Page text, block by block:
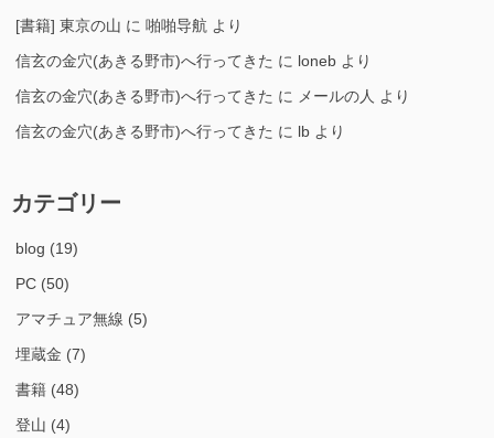
[書籍] 東京の山 に 啪啪导航 より
信玄の金穴(あきる野市)へ行ってきた に loneb より
信玄の金穴(あきる野市)へ行ってきた に メールの人 より
信玄の金穴(あきる野市)へ行ってきた に lb より
カテゴリー
blog (19)
PC (50)
アマチュア無線 (5)
埋蔵金 (7)
書籍 (48)
登山 (4)